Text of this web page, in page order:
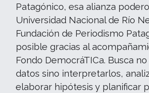
Patagónico, esa alianza
Universidad Nacional de Río
Fundación de Periodismo
posible gracias al
Fondo DemocráTICa. Busca
datos sino interpretarlos,
elaborar hipótesis y planificar